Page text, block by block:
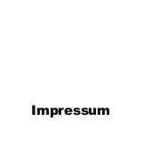
Impressum